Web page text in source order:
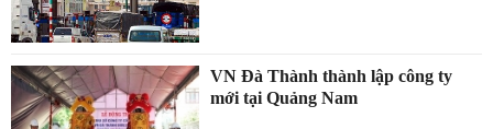
VN Đà Thành thành lập công ty
mới tại Quảng Nam